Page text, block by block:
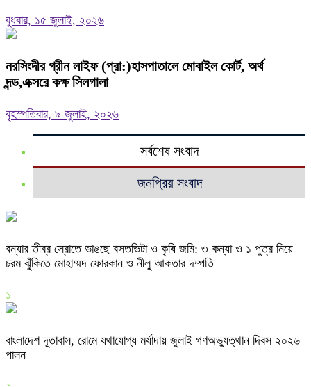
বুধবার, ১৫ জুলাই, ২০২৬
নরসিংদীর গ্রীন লাইফ (প্রা:)হাসপাতালে মোবাইল কোর্ট, অর্থ
দন্ড,এক্সরে কক্ষ সিলগালা
বৃহস্পতিবার, ৯ জুলাই, ২০২৬
সর্বশেষ সংবাদ
জনপ্রিয় সংবাদ
বন্যার তীব্র স্রোতে ভাঙছে বসতভিটা ও কৃষি জমি: ৩ কন্যা ও ১ পুত্র নিয়ে
চরম ঝুঁকিতে মোহাম্মদ ফোরকান ও নীলু আকতার দম্পতি
১
বাংলাদেশ দূতাবাস, রোমে যথাযোগ্য মর্যাদায় জুলাই গণঅভ্যুত্থান দিবস ২০২৬
পালন